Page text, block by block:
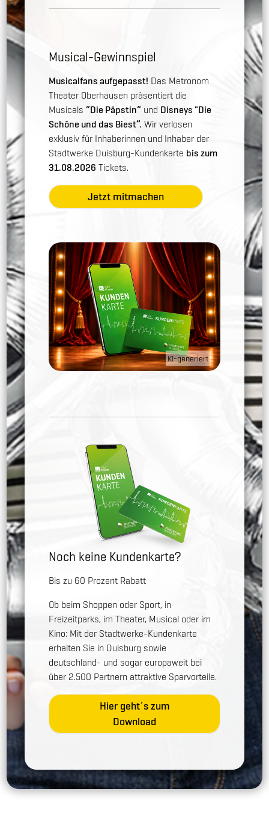
Musical-Gewinnspiel
Musicalfans aufgepasst! Das Metronom
Theater Oberhausen präsentiert die
Musicals“Die Päpstin” und Disneys "Die
Schöne und das Biest”. Wir verlosen
exklusiv für Inhaberinnen und Inhaber der
Stadtwerke Duisburg-Kundenkarte bis zum
31.08.2026 Tickets.
Jetzt mitmachen
KI-generiert
Noch keine Kundenkarte?
Bis zu 60 Prozent Rabatt
Ob beim Shoppen oder Sport, in
Freizeitparks, im Theater, Musical oder im
Kino: Mit der Stadtwerke-Kundenkarte
erhalten Sie in Duisburg sowie
deutschland- und sogar europaweit bei
über 2.500 Partnern attraktive Sparvorteile.
Hier geht´s zum
Download